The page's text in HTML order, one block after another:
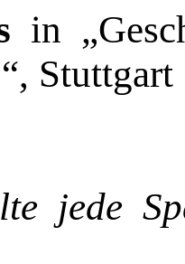
in
jede